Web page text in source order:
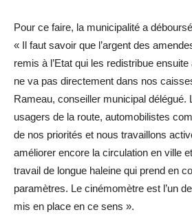
Pour ce faire, la municipalité a
« Il faut savoir que l’argent des
remis à l’Etat qui les redistribue
ne va pas directement dans nos
Rameau, conseiller municipal délégué.
usagers de la route, automobilistes
de nos priorités et nous travaillons
améliorer encore la circulation en ville
travail de longue haleine qui prend en
paramètres. Le cinémomètre est l’un
mis en place en ce sens ».